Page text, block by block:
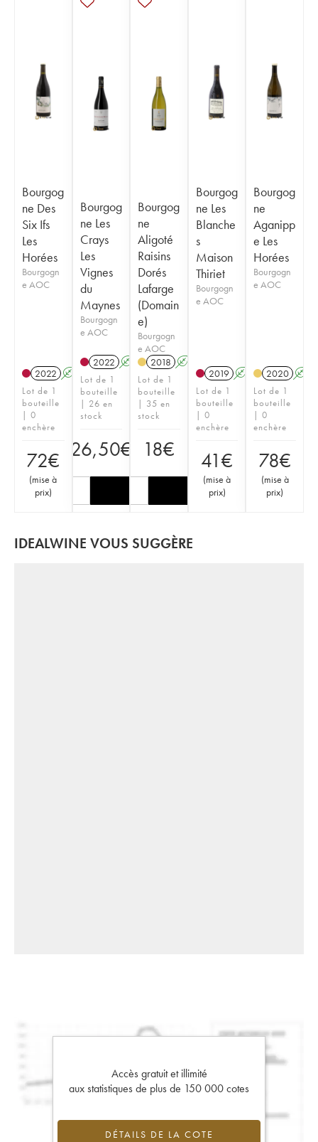
Bourgog
ne Des
Six Ifs
Les
Horées
Bourgogn
e AOC
2022 A
Lot de 1
bouteille
| 0
enchère
72€
(mise à
prix)
Bourgog
ne Les
Crays
Les
Vignes
du
Maynes
Bourgogn
e AOC
2022 A K
Lot de 1
bouteille
| 26 en
stock
26,50€
Bourgog
ne
Aligoté
Raisins
Dorés
Lafarge
(Domain
e)
Bourgogn
e AOC
2018 A
Lot de 1
bouteille
| 35 en
stock
18€
Bourgog
ne Les
Blanche
s
Maison
Thiriet
Bourgogn
e AOC
2019 A
Lot de 1
bouteille
| 0
enchère
41€
(mise à
prix)
Bourgog
ne
Aganipp
e Les
Horées
Bourgogn
e AOC
2020 A
Lot de 1
bouteille
| 0
enchère
78€
(mise à
prix)
IDEALWINE VOUS SUGGÈRE
Accès gratuit et illimité
aux statistiques de plus de 150 000 cotes
DÉTAILS DE LA COTE